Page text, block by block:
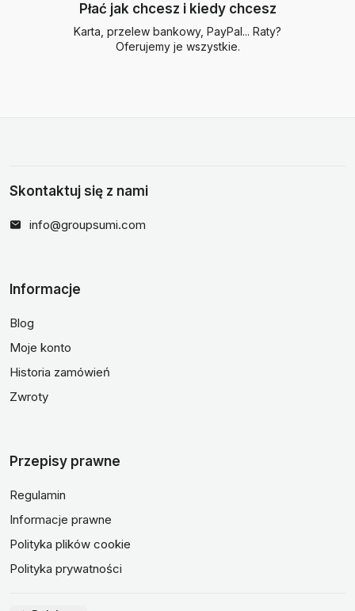
Płać jak chcesz i kiedy chcesz
Karta, przelew bankowy, PayPal... Raty?
Oferujemy je wszystkie.
Skontaktuj się z nami
info@groupsumi.com
Informacje
Blog
Moje konto
Historia zamówień
Zwroty
Przepisy prawne
Regulamin
Informacje prawne
Polityka plików cookie
Polityka prywatności